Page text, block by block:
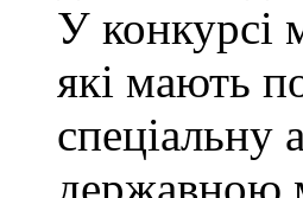
У конкурсі
які мають
спеціальну
державною